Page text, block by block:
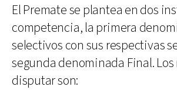
El Premate se plantea en dos
competencia, la primera
selectivos con sus respectivas
segunda denominada Final. Los
disputar son: